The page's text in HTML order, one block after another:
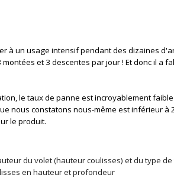
un usage intensif pendant des dizaines
et 3 descentes par jour ! Et donc il a
le taux de panne est incroyablement
nous constatons nous-même est inférieur
le produit.
du volet (hauteur coulisses) et du type de
en hauteur et profondeur